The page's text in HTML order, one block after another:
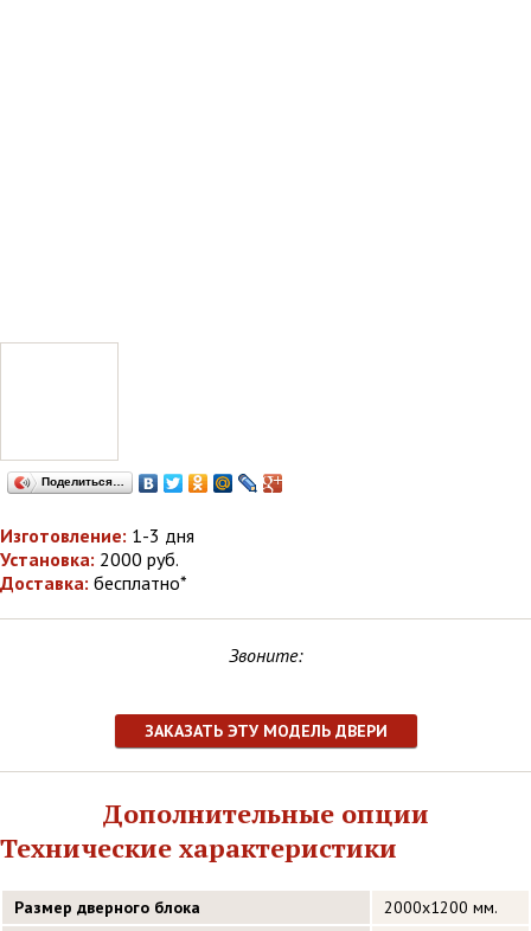
Поделиться…
Изготовление: 1-3 дня
Установка: 2000 руб.
Доставка: бесплатно*
Звоните:
ЗАКАЗАТЬ ЭТУ МОДЕЛЬ ДВЕРИ
Дополнительные опции
Технические характеристики
Размер дверного блока
2000х1200 мм.